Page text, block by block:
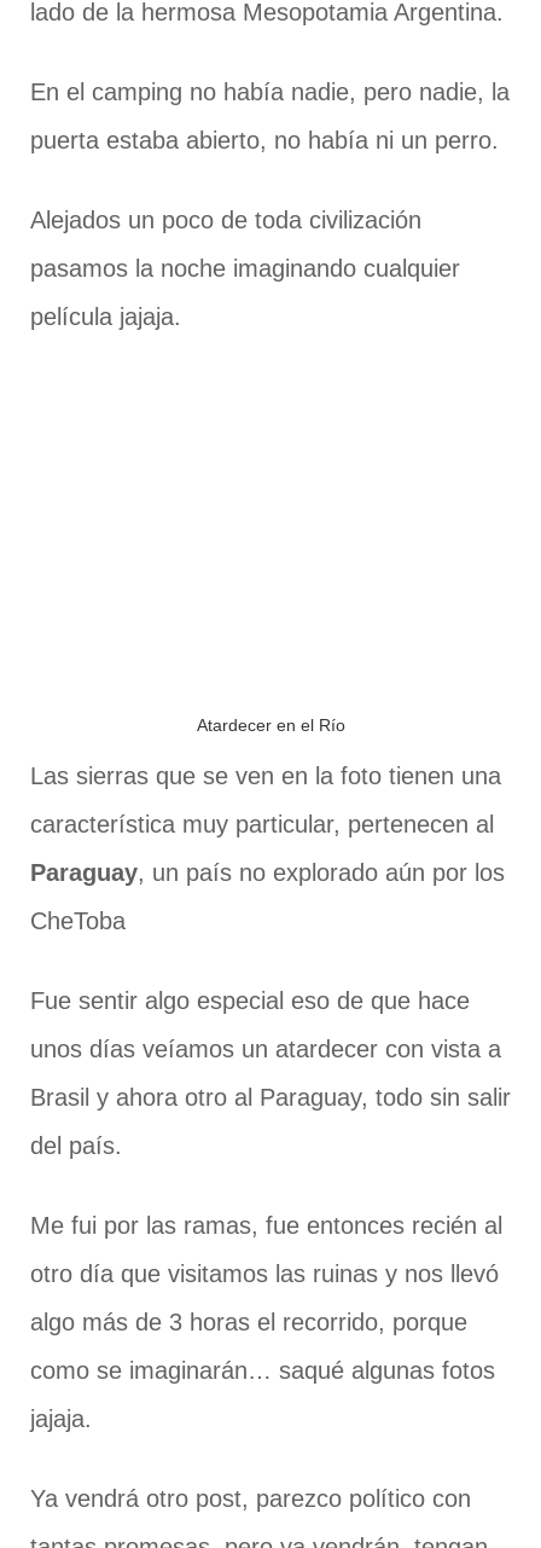
lado de la hermosa Mesopotamia Argentina.
En el camping no había nadie, pero nadie, la
puerta estaba abierto, no había ni un perro.
Alejados un poco de toda civilización
pasamos la noche imaginando cualquier
película jajaja.
Atardecer en el Río
Las sierras que se ven en la foto tienen una
característica muy particular, pertenecen al
Paraguay, un país no explorado aún por los
CheToba
Fue sentir algo especial eso de que hace
unos días veíamos un atardecer con vista a
Brasil y ahora otro al Paraguay, todo sin salir
del país.
Me fui por las ramas, fue entonces recién al
otro día que visitamos las ruinas y nos llevó
algo más de 3 horas el recorrido, porque
como se imaginarán… saqué algunas fotos
jajaja.
Ya vendrá otro post, parezco político con